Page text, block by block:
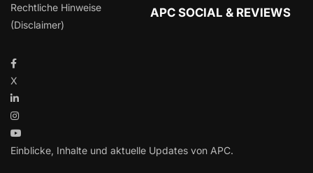
Rechtliche Hinweise
(Disclaimer)
APC SOCIAL & REVIEWS
X
Einblicke, Inhalte und aktuelle Updates von APC.